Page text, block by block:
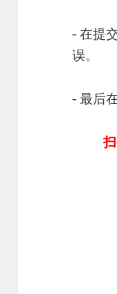
- 在提
误。
- 最后